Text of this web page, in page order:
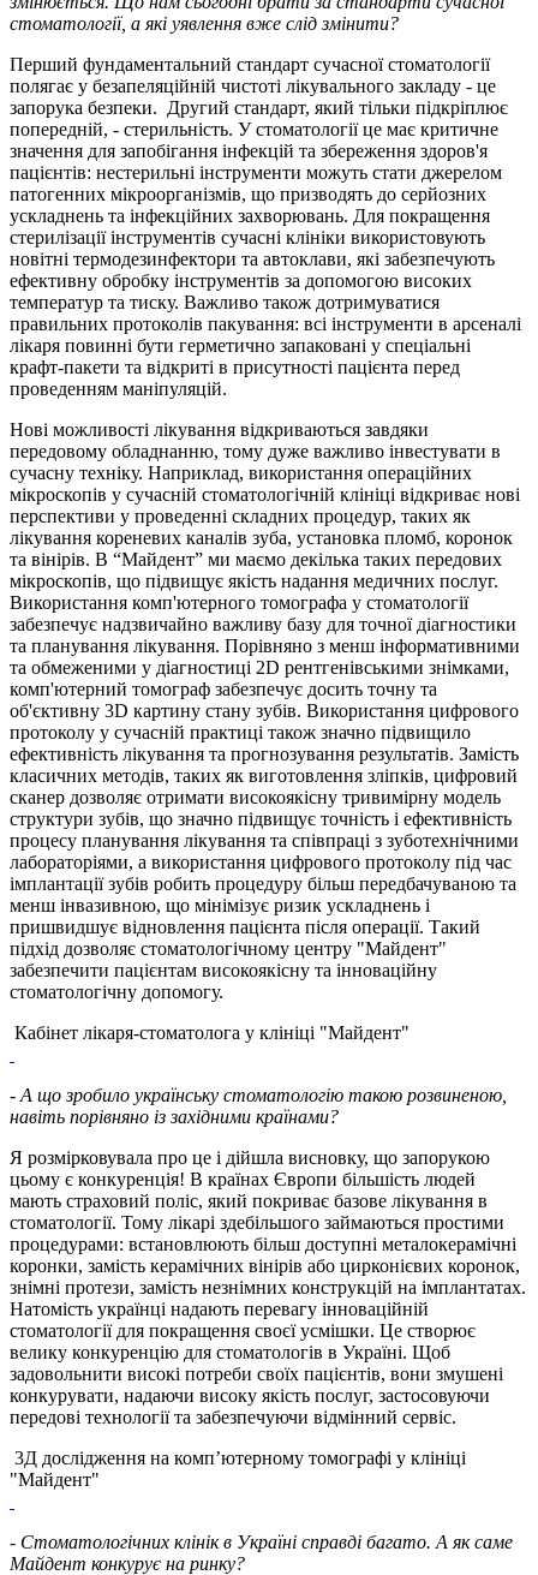
стоматології, а які уявлення вже слід змінити?
Перший фундаментальний стандарт сучасної стоматології
полягає у безапеляційній чистоті лікувального закладу - це
запорука безпеки. Другий стандарт, який тільки підкріплює
попередній, - стерильність. У стоматології це має критичне
значення для запобігання інфекцій та збереження здоров'я
пацієнтів: нестерильні інструменти можуть стати джерелом
патогенних мікроорганізмів, що призводять до серйозних
ускладнень та інфекційних захворювань. Для покращення
стерилізації інструментів сучасні клініки використовують
новітні термодезинфектори та автоклави, які забезпечують
ефективну обробку інструментів за допомогою високих
температур та тиску. Важливо також дотримуватися
правильних протоколів пакування: всі інструменти в арсеналі
лікаря повинні бути герметично запаковані у спеціальні
крафт-пакети та відкриті в присутності пацієнта перед
проведенням маніпуляцій.
Нові можливості лікування відкриваються завдяки
передовому обладнанню, тому дуже важливо інвестувати в
сучасну техніку. Наприклад, використання операційних
мікроскопів у сучасній стоматологічній клініці відкриває нові
перспективи у проведенні складних процедур, таких як
лікування кореневих каналів зуба, установка пломб, коронок
та вінірів. В “Майдент” ми маємо декілька таких передових
мікроскопів, що підвищує якість надання медичних послуг.
Використання комп'ютерного томографа у стоматології
забезпечує надзвичайно важливу базу для точної діагностики
та планування лікування. Порівняно з менш інформативними
та обмеженими у діагностиці 2D рентгенівськими знімками,
комп'ютерний томограф забезпечує досить точну та
об'єктивну 3D картину стану зубів. Використання цифрового
протоколу у сучасній практиці також значно підвищило
ефективність лікування та прогнозування результатів. Замість
класичних методів, таких як виготовлення зліпків, цифровий
сканер дозволяє отримати високоякісну тривимірну модель
структури зубів, що значно підвищує точність і ефективність
процесу планування лікування та співпраці з зуботехнічними
лабораторіями, а використання цифрового протоколу під час
імплантації зубів робить процедуру більш передбачуваною та
менш інвазивною, що мінімізує ризик ускладнень і
пришвидшує відновлення пацієнта після операції. Такий
підхід дозволяє стоматологічному центру "Майдент"
забезпечити пацієнтам високоякісну та інноваційну
стоматологічну допомогу.
Кабінет лікаря-стоматолога у клініці "Майдент"
- А що зробило українську стоматологію такою розвиненою,
навіть порівняно із західними країнами?
Я розмірковувала про це і дійшла висновку, що запорукою
цьому є конкуренція! В країнах Європи більшість людей
мають страховий поліс, який покриває базове лікування в
стоматології. Тому лікарі здебільшого займаються простими
процедурами: встановлюють більш доступні металокерамічні
коронки, замість керамічних вінірів або цирконієвих коронок,
знімні протези, замість незнімних конструкцій на імплантатах.
Натомість українці надають перевагу інноваційній
стоматології для покращення своєї усмішки. Це створює
велику конкуренцію для стоматологів в Україні. Щоб
задовольнити високі потреби своїх пацієнтів, вони змушені
конкурувати, надаючи високу якість послуг, застосовуючи
передові технології та забезпечуючи відмінний сервіс.
3Д дослідження на комп’ютерному томографі у клініці
"Майдент"
- Стоматологічних клінік в Україні справді багато. А як саме
Майдент конкурує на ринку?